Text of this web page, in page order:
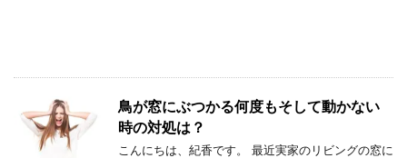
鳥が窓にぶつかる何度もそして動かない
時の対処は？
こんにちは、紀香です。 最近実家のリビングの窓に